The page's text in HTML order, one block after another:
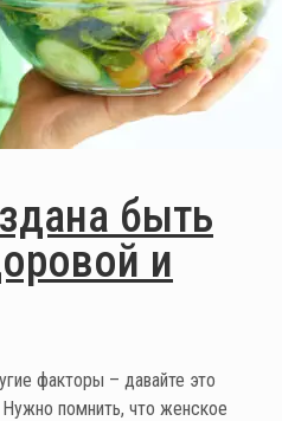
быть
и
факторы – давайте это
помнить, что женское